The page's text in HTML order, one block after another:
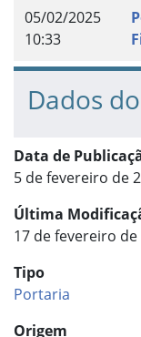
05/02/2025
10:33
Dados
Data de
5 de fevereiro de
Última
17 de fevereiro de
Tipo
Portaria
Origem